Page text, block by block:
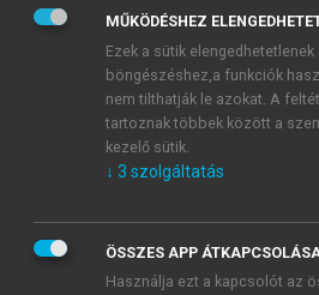
Adatkezelési tájékoztatóban
veszem és elfogadom.
Általános vásárlási feltételeket,
mersz.huoldalak
tudomásul veszem és elfogadom.
MŰKÖDÉSHEZ
Ezek a sütik
böngészéshez,a funkciók
nem tilthatják le azokat. A
tartoznak többek között a
kezelő sütik.
↓ 3 szolgáltatás
ÖSSZES APP
Használja ezt a kapcsolót az